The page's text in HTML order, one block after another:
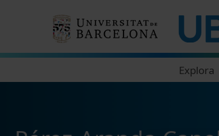
Explora